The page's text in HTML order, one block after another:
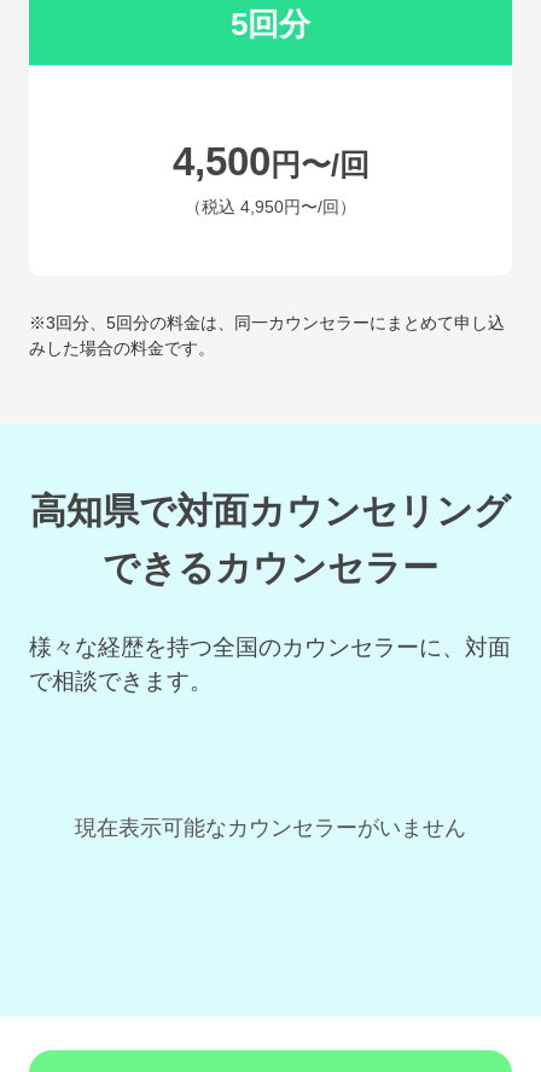
5回分
4,500 円〜/回
（税込 4,950円〜/回）
※3回分、5回分の料金は、同一カウンセラーにまとめて申し込
みした場合の料金です。
高知県で対面カウンセリング
できるカウンセラー
様々な経歴を持つ全国のカウンセラーに、対面
で相談できます。
現在表示可能なカウンセラーがいません